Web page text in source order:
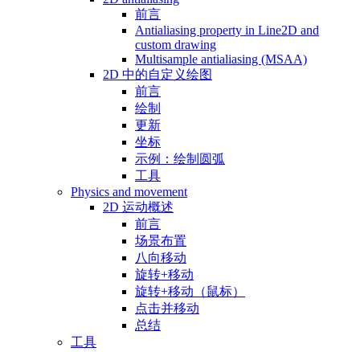
前言
Antialiasing property in Line2D and
custom drawing
Multisample antialiasing (MSAA)
2D 中的自定义绘图
前言
绘制
更新
坐标
示例：绘制圆弧
工具
Physics and movement
2D 运动概述
前言
场景布置
八向移动
旋转+移动
旋转+移动（鼠标）
点击并移动
总结
工具